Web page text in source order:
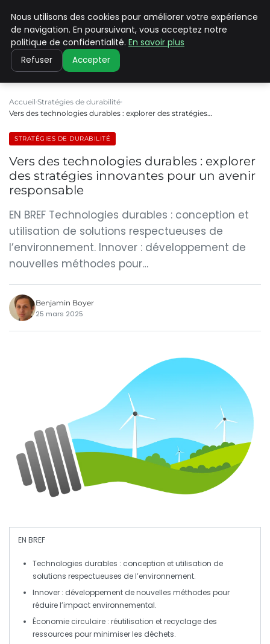
CLIMATE C ADVANCED
Accueil Stratégies de durabilité
Vers des technologies durables : explorer des stratégies…
STRATÉGIES DE DURABILITÉ
Vers des technologies durables : explorer
des stratégies innovantes pour un avenir
responsable
EN BREF Technologies durables : conception et
utilisation de solutions respectueuses de
l’environnement. Innover : développement de
nouvelles méthodes pour…
Benjamin Boyer
25 mars 2025
EN BREF
Technologies durables : conception et utilisation de
solutions respectueuses de l’environnement.
Innover : développement de nouvelles méthodes pour
réduire l’impact environnemental.
Économie circulaire : réutilisation et recyclage des
ressources pour minimiser les déchets.
Nous utilisons des cookies pour améliorer votre expérience
de navigation. En poursuivant, vous acceptez notre
politique de confidentialité. En savoir plus
Refuser Accepter